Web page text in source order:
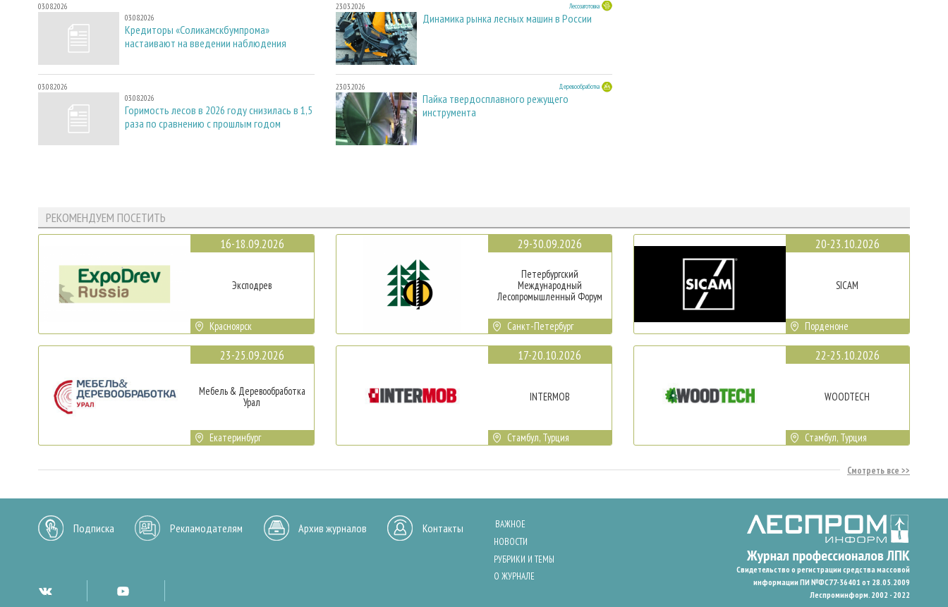
03.08.2026
03.08.2026
Кредиторы «Соликамскбумпрома»
настаивают на введении наблюдения
03.08.2026
03.08.2026
Горимость лесов в 2026 году снизилась в 1,5
раза по сравнению с прошлым годом
23.03.2026 Лесозаготовка
Динамика рынка лесных машин в России
23.03.2026 Деревообработка
Пайка твердосплавного режущего
инструмента
РЕКОМЕНДУЕМ ПОСЕТИТЬ
16-18.09.2026
Эксподрев
Красноярск
23-25.09.2026
Мебель & Деревообработка
Урал
Екатеринбург
29-30.09.2026
Петербургский
Международный
Лесопромышленный Форум
Санкт-Петербург
17-20.10.2026
INTERMOB
Стамбул, Турция
20-23.10.2026
SICAM
Порденоне
22-25.10.2026
WOODTECH
Стамбул, Турция
Смотреть все
Подписка Рекламодателям Архив журналов Контакты
ВАЖНОЕ
НОВОСТИ
РУБРИКИ И ТЕМЫ
О ЖУРНАЛЕ
Свидетельство о регистрации средства массовой
информации ПИ №ФС77-36401 от 28.05.2009
Леспроминформ. 2002 - 2022